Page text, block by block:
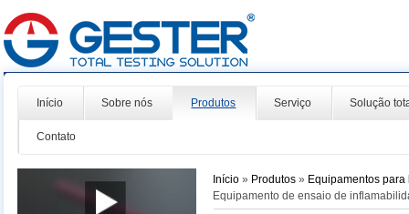
Início Sobre nós Produtos Serviço Solução
Contato
Início » Produtos» Equipamentos
Equipamento de ensaio de